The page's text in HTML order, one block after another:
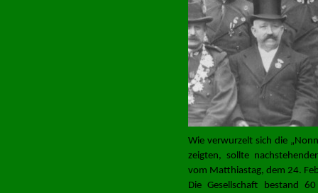
Wie verwurzelt sich die
zeigten, sollte
vom Matthiastag, dem 24.
Die Gesellschaft bestand